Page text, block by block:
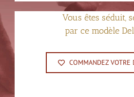
Vous êtes séduit,
par ce modèle
COMMANDEZ VOTRE